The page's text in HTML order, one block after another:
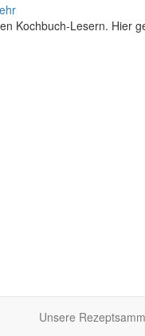
Kochbuch-Lesern. Hier
Unsere